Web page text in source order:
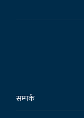
सम्पर्क